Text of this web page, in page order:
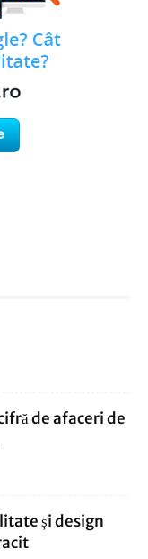
de afaceri de
și design